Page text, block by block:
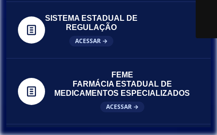
SISTEMA ESTADUAL DE
REGULAÇÃO
ACESSAR →
FEME
FARMÁCIA ESTADUAL DE
MEDICAMENTOS ESPECIALIZADOS
ACESSAR →